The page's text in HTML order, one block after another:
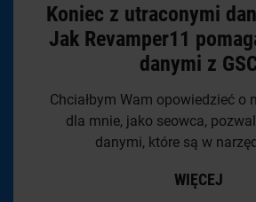
Koniec z utraconymi
Jak Revamper11
danymi z
Chciałbym Wam opowiedzieć o
dla mnie, jako seowca,
danymi, które są w
WIĘCEJ